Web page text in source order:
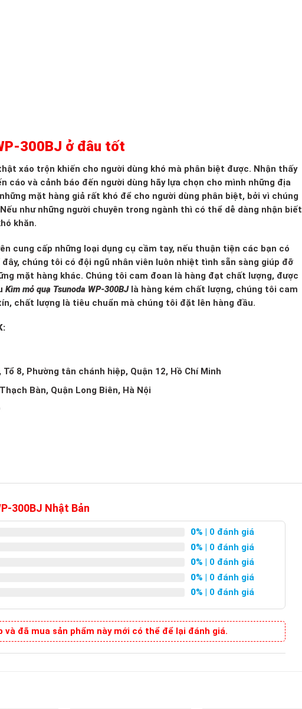
300BJ ở đâu tốt
xáo trộn khiến cho người dùng khó mà phân biệt được. Nhận thấy
cáo và cảnh báo đến người dùng hãy lựa chọn cho mình những địa
mặt hàng giả rất khó để cho người dùng phân biệt, bởi vì chúng
như những người chuyên trong ngành thì có thể dễ dàng nhận biết
khăn.
cung cấp những loại dụng cụ cầm tay, nếu thuận tiện các bạn có
chúng tôi có đội ngũ nhân viên luôn nhiệt tình sẵn sàng giúp đỡ
mặt hàng khác. Chúng tôi cam đoan là hàng đạt chất lượng, được
Kìm mỏ quạ Tsunoda WP-300BJlà hàng kém chất lượng, chúng tôi cam
chất lượng là tiêu chuẩn mà chúng tôi đặt lên hàng đầu.
8, Phường tân chánh hiệp, Quận 12, Hồ Chí Minh
Bàn, Quận Long Biên, Hà Nội
300BJ Nhật Bản
0% | 0 đánh giá
0% | 0 đánh giá
0% | 0 đánh giá
0% | 0 đánh giá
0% | 0 đánh giá
và đã mua sản phẩm này mới có thể để lại đánh giá.